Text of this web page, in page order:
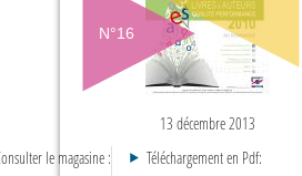
N°16
13 décembre 2013
le magasine :
Téléchargement en Pdf: